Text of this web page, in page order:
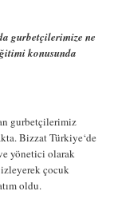
gurbetçilerimize ne
konusunda
gurbetçilerimiz
Bizzat Türkiye‘de
yönetici olarak
izleyerek çocuk
oldu.